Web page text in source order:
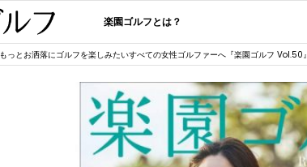
楽園ゴルフとは？
もっとお洒落にゴルフを楽しみたいすべての女性ゴルファーへ『楽園ゴルフ Vol.50』